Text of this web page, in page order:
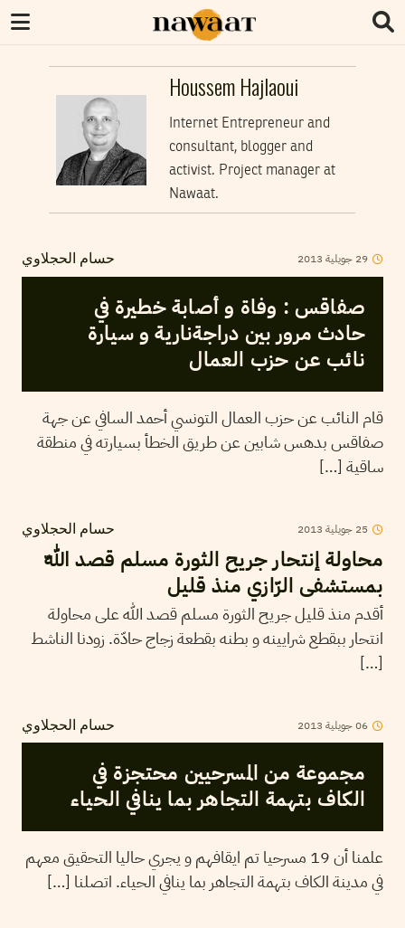
Houssem Hajlaoui
Internet Entrepreneur and
consultant, blogger and
activist. Project manager at
Nawaat.
حسام الحجلاوي 29 جويلية 2013
صفاقس : وفاة و أصابة خطيرة في
حادث مرور بين دراجةنارية و سيارة
نائب عن حزب العمال
قام النائب عن حزب العمال التونسي أحمد السافي عن جهة
صفاقس بدهس شابين عن طريق الخطأ بسيارته في منطقة
ساقية […]
حسام الحجلاوي 25 جويلية 2013
محاولة إنتحار جريح الثورة مسلم قصد اللّه
بمستشفى الرّازي منذ قليل
أقدم منذ قليل جريح الثورة مسلم قصد الله على محاولة
انتحار ببقطع شرايينه و بطنه بقطعة زجاج حادّة. زودنا الناشط
[…]
حسام الحجلاوي 06جويلية 2013
مجموعة من المسرحيين محتجزة في
الكاف بتهمة التجاهر بما ينافي الحياء
علمنا أن 19 مسرحيا تم ايقافهم و يجري حاليا التحقيق معهم
في مدينة الكاف بتهمة التجاهر بما ينافي الحياء. اتصلنا […]